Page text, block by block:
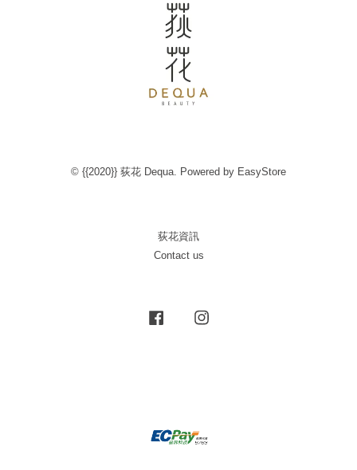
© {{2020}} 荻花 Dequa. Powered by EasyStore
荻花資訊
Contact us
Facebook